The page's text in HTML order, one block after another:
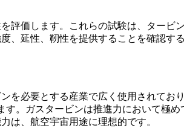
評価します。これらの試験は、ター
、延性、靭性を提供することを確認す
を必要とする産業で広く使用されてお
。ガスタービンは推進力において極
は、航空宇宙用途に理想的です。